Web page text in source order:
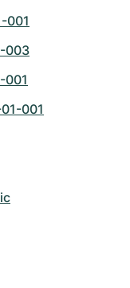
001
003
001
001